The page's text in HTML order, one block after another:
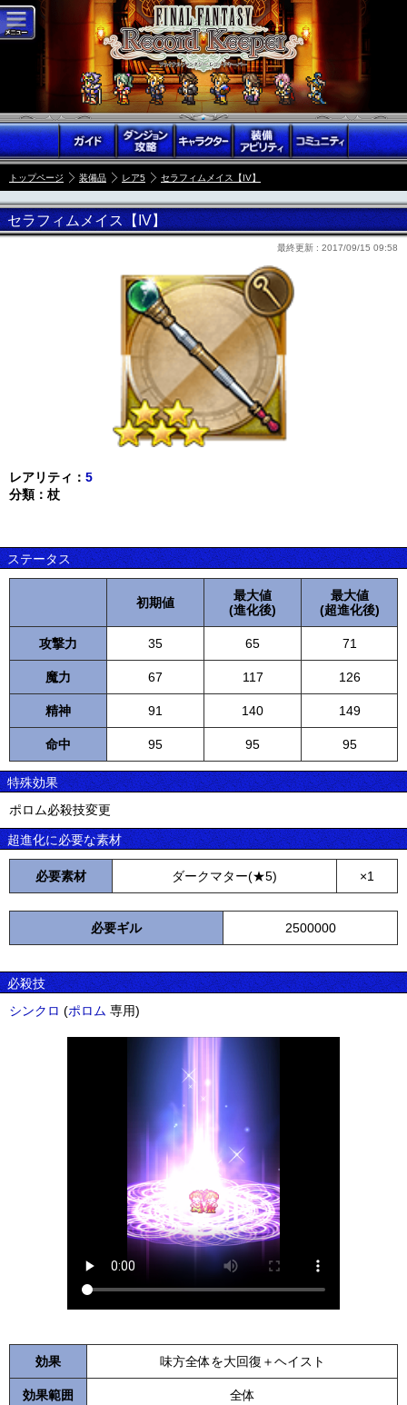
トップページ 装備品 レア5 セラフィムメイス【IV】
セラフィムメイス【IV】
最終更新 : 2017/09/15 09:58
レアリティ： 5
分類：杖
ステータス
初期値
最大値
(進化後)
最大値
(超進化後)
攻撃力 35 65 71
魔力 67 117 126
精神 91 140 149
命中 95 95 95
特殊効果
ポロム必殺技変更
超進化に必要な素材
必要素材 ダークマター(★5) ×1
必要ギル 2500000
必殺技
シンクロ (ポロム 専用)
効果 味方全体を大回復＋ヘイスト
効果範囲 全体